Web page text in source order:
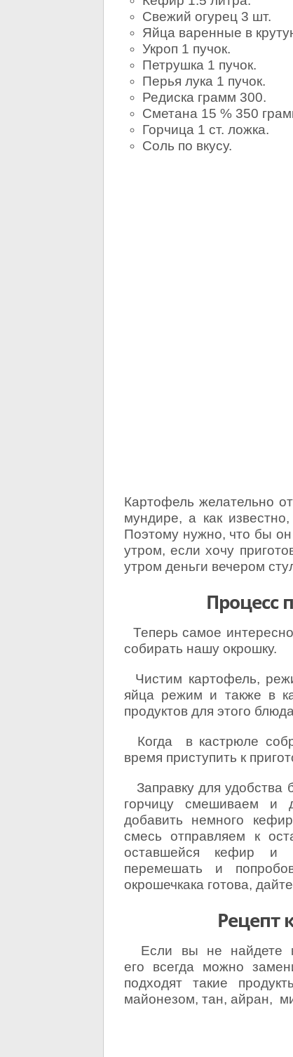
Свежий огурец 3 шт.
Яйца варенные в
Укроп 1 пучок.
Петрушка 1 пучок.
Перья лука 1 пучок.
Редиска грамм 300.
Сметана 15 % 350
Горчица 1 ст. ложка.
Соль по вкусу.
Картофель желательно
мундире, а как
Поэтому нужно, что бы
утром, если хочу
утром деньги вечером
Процесс
Теперь самое
собирать нашу окрошку.
Чистим картофель,
яйца режим и также в
продуктов для этого
Когда в кастрюле
время приступить к
Заправку для удобства
горчицу смешиваем и
добавить немного
смесь отправляем к
оставшейся кефир и
перемешать и
окрошечкака готова,
Рецепт
Если вы не найдете
его всегда можно
подходят такие
майонезом, тан, айран,